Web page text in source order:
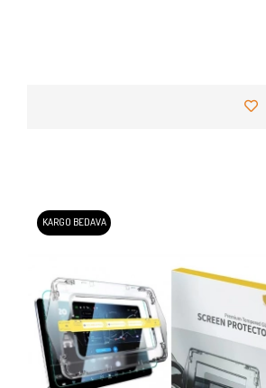
KARGO BEDAVA